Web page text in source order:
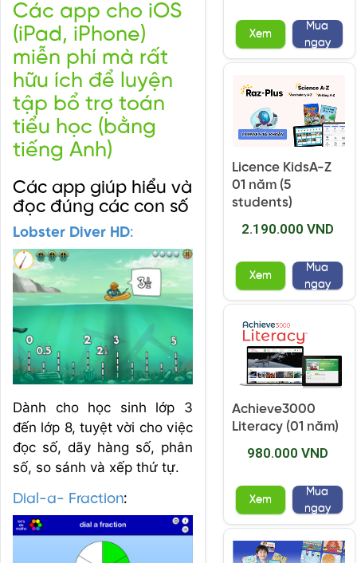
Các app cho iOS
(iPad, iPhone)
miễn phí mà rất
hữu ích để luyện
tập bổ trợ toán
tiểu học (bằng
tiếng Anh)
Các app giúp hiểu và
đọc đúng các con số
Lobster Diver HD:
Dành cho học sinh lớp 3
đến lớp 8, tuyệt vời cho việc
đọc số, dãy hàng số, phân
số, so sánh và xếp thứ tự.
Dial-a- Fraction:
Xem
Mua
ngay
Licence KidsA-Z
01 năm (5
students)
2.190.000 VND
Xem
Mua
ngay
Achieve3000
Literacy (01 năm)
980.000 VND
Xem
Mua
ngay